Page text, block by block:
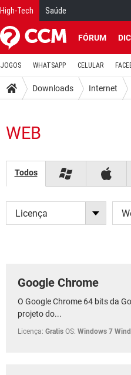
High-Tech Saúde
FÓRUM
JOGOS WHATSAPP CELULAR
Downloads Internet
WEB
Todos
Licença
Google Chrome
O Google Chrome 64 bits da
projeto do...
Licença: Gratis OS: Windows 7